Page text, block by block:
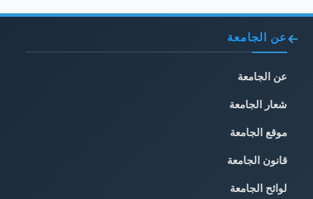
عن الجامعة
عن الجامعة
شعار الجامعة
موقع الجامعة
قانون الجامعة
لوائح الجامعة